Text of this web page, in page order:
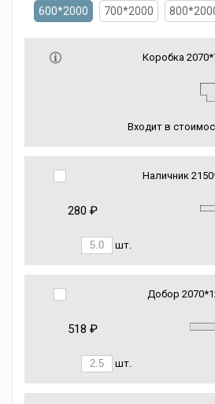
600*2000 700*2000
Коробка
Входит в
Наличник
280 ₽
шт.
Добор
518 ₽
шт.